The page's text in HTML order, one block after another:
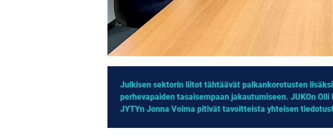
Julkisen sektorin liitot tähtäävät palkankorotusten
perhevapaiden tasaisempaan jakautumiseen. JUKOn
JYTYn Jonna Voima pitivät tavoitteista yhteisen